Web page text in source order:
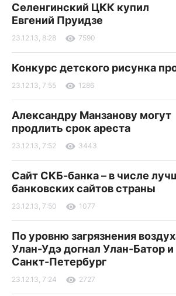
Селенгинский ЦКК купил
Евгений Пруидзе
23.12.13, 8:28 7590
Конкурс детского рисунка
23.12.13, 7:55 1286
Александру Манзанову могут
продлить срок ареста
23.12.13, 7:52 3443
Сайт СКБ-банка – в числе
банковских сайтов страны
23.12.13, 7:50 1077
По уровню загрязнения
Улан-Удэ догнал Улан-Батор и
Санкт-Петербург
23.12.13, 7:24 2727